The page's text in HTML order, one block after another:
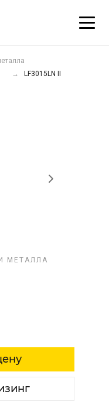
→ LF3015LN II
МЕТАЛЛА